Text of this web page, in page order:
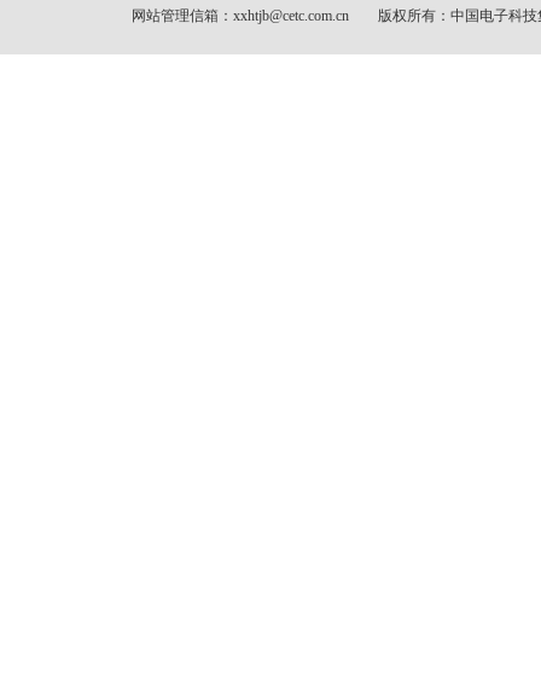
网站管理信箱：xxhtjb@cetc.com.cn 版权所有：中国电子